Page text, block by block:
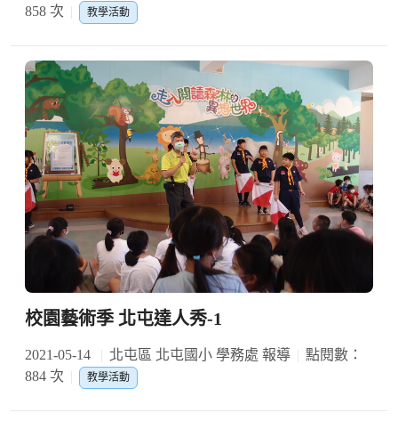
858 次
教學活動
校園藝術季 北屯達人秀-1
2021-05-14 北屯區 北屯國小 學務處 報導
點閱數：
884 次
教學活動